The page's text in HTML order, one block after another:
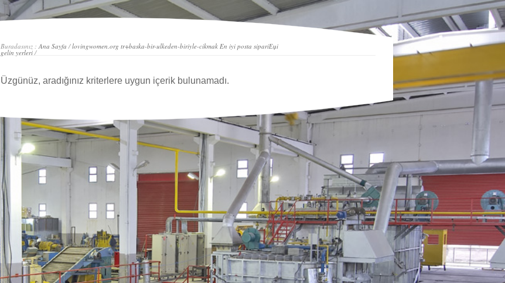
Buradasınız :Ana Sayfa /lovingwomen.org tr+baska-bir-ulkeden-biriyle-cikmak En iyi posta sipariЕџi
gelin yerleri/
Üzgünüz, aradığınız kriterlere uygun içerik bulunamadı.